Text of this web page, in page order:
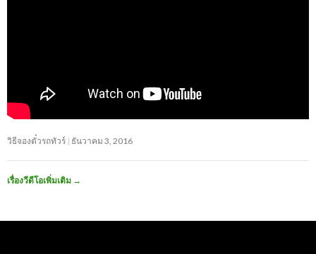
วิธีจองตั๋วรถทัวร์ ธันวาคม 3, 2016
เรื่องวีดีโอเพิ่มเติม →